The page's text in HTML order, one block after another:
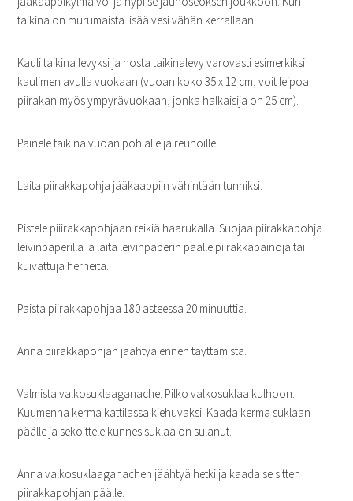
taikina on murumaista lisää vesi vähän kerrallaan.
Kauli taikina levyksi ja nosta taikinalevy varovasti esimerkiksi
kaulimen avulla vuokaan (vuoan koko 35 x 12 cm, voit leipoa
piirakan myös ympyrävuokaan, jonka halkaisija on 25 cm).
Painele taikina vuoan pohjalle ja reunoille.
Laita piirakkapohja jääkaappiin vähintään tunniksi.
Pistele piiirakkapohjaan reikiä haarukalla. Suojaa piirakkapohja
leivinpaperilla ja laita leivinpaperin päälle piirakkapainoja tai
kuivattuja herneitä.
Paista piirakkapohjaa 180 asteessa 20 minuuttia.
Anna piirakkapohjan jäähtyä ennen täyttämistä.
Valmista valkosuklaaganache. Pilko valkosuklaa kulhoon.
Kuumenna kerma kattilassa kiehuvaksi. Kaada kerma suklaan
päälle ja sekoittele kunnes suklaa on sulanut.
Anna valkosuklaaganachen jäähtyä hetki ja kaada se sitten
piirakkapohjan päälle.